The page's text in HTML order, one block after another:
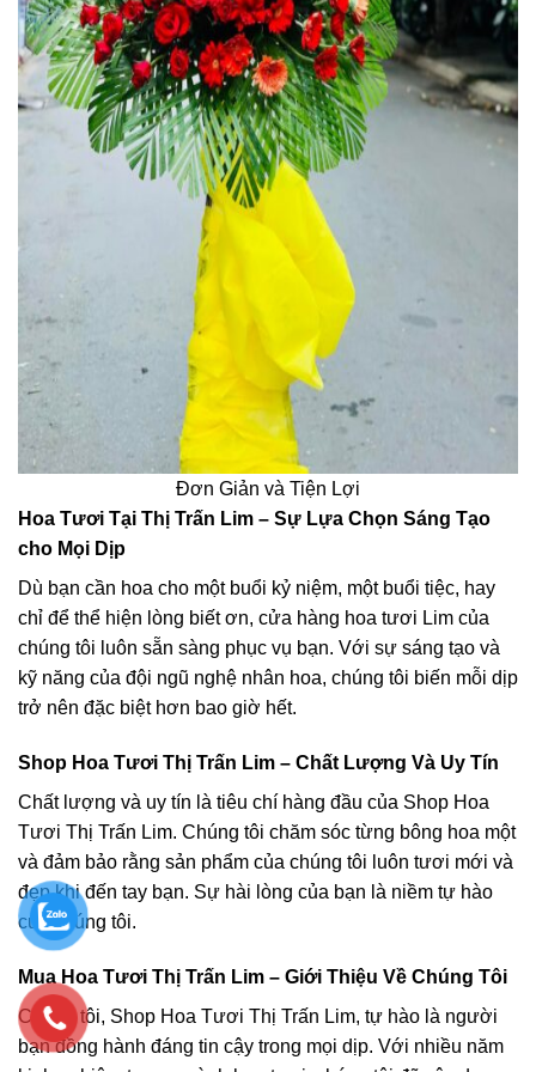
Đơn Giản và Tiện Lợi
Hoa Tươi Tại Thị Trấn Lim – Sự Lựa Chọn Sáng Tạo
cho Mọi Dịp
Dù bạn cần hoa cho một buổi kỷ niệm, một buổi tiệc, hay
chỉ để thể hiện lòng biết ơn, cửa hàng hoa tươi Lim của
chúng tôi luôn sẵn sàng phục vụ bạn. Với sự sáng tạo và
kỹ năng của đội ngũ nghệ nhân hoa, chúng tôi biến mỗi dịp
trở nên đặc biệt hơn bao giờ hết.
Shop Hoa Tươi Thị Trấn Lim – Chất Lượng Và Uy Tín
Chất lượng và uy tín là tiêu chí hàng đầu của Shop Hoa
Tươi Thị Trấn Lim. Chúng tôi chăm sóc từng bông hoa một
và đảm bảo rằng sản phẩm của chúng tôi luôn tươi mới và
đẹp khi đến tay bạn. Sự hài lòng của bạn là niềm tự hào
của chúng tôi.
Mua Hoa Tươi Thị Trấn Lim – Giới Thiệu Về Chúng Tôi
Chúng tôi, Shop Hoa Tươi Thị Trấn Lim, tự hào là người
bạn đồng hành đáng tin cậy trong mọi dịp. Với nhiều năm